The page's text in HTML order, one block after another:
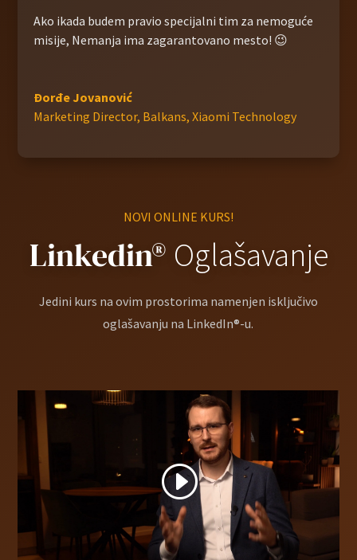
Ako ikada budem pravio specijalni tim za nemoguće
misije, Nemanja ima zagarantovano mesto! 😉
Đorđe Jovanović
Marketing Director, Balkans, Xiaomi Technology
NOVI ONLINE KURS!
Linkedin® Oglašavanje
Jedini kurs na ovim prostorima namenjen isključivo
oglašavanju na LinkedIn®-u.